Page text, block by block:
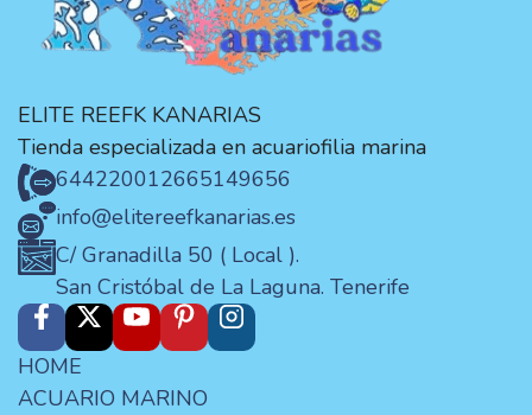
ELITE REEFK KANARIAS
Tienda especializada en acuariofilia marina
644220012665149656
info@elitereefkanarias.es
C/ Granadilla 50 ( Local ).
San Cristóbal de La Laguna. Tenerife
HOME
ACUARIO MARINO